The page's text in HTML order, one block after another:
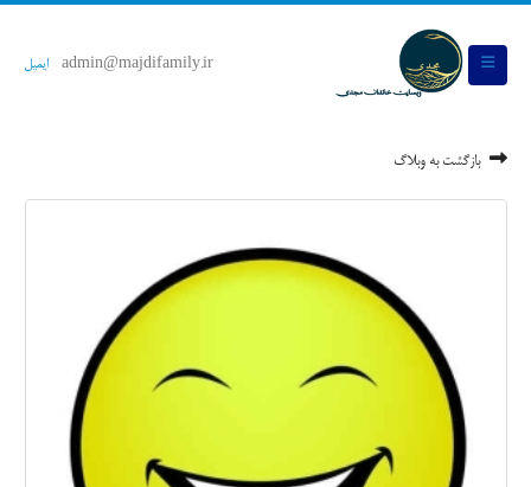
admin@majdifamily.ir ایمیل
بازگشت به وبلاگ